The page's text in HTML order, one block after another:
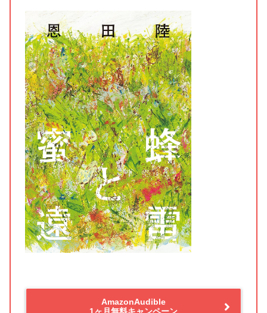
AmazonAudible
1ヶ月無料キャンペーン